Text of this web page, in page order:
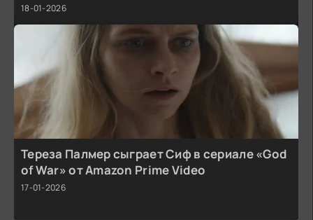
18-01-2026
Тереза Палмер сыграет Сиф в сериале «God
of War» от Amazon Prime Video
17-01-2026